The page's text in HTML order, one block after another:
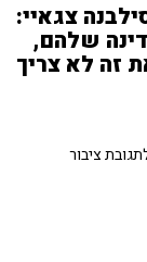
צגאיי:
שלהם,
זה לא צריך
צגאיי, ולתגובת ציבור